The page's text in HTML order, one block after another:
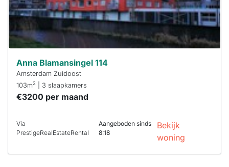
Anna Blamansingel 114
Amsterdam Zuidoost
103m2 | 3 slaapkamers
€3200 per maand
Via
PrestigeRealEstateRental
Aangeboden sinds
8:18
Bekijk
woning